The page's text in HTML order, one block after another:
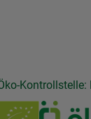
?hl=de
Kontrollstelle:
Externer